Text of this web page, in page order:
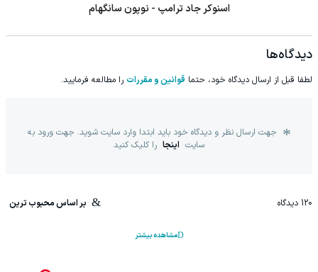
اسنوکر جاد ترامپ - نوپون سانگهام
دیدگاه‌ها
لطفا قبل از ارسال دیدگاه خود، حتما قوانین و مقررات را مطالعه فرمایید.
جهت ارسال نظر و دیدگاه خود باید ابتدا وارد سایت شوید. جهت ورود به
سایت اینجا را کلیک کنید
120 دیدگاه بر اساس محبوب ترین
مشاهده بیشتر